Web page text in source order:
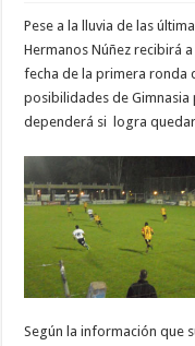
Pese a la lluvia de las
Hermanos Núñez recibirá
fecha de la primera ronda
posibilidades de
dependerá si logra
Según la información que